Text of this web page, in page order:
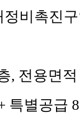
비촉진
, 전용면
특별공급